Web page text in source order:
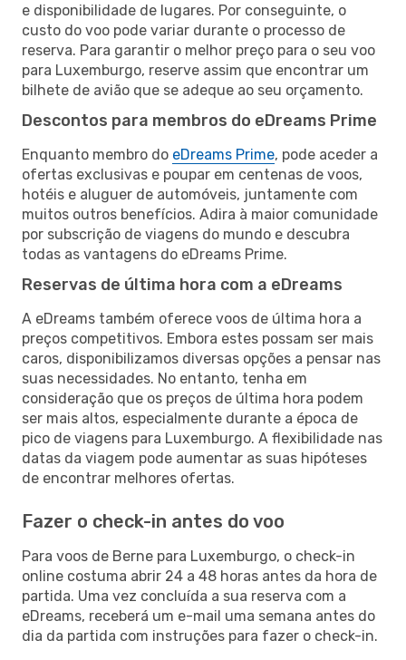
e disponibilidade de lugares. Por conseguinte, o
custo do voo pode variar durante o processo de
reserva. Para garantir o melhor preço para o seu voo
para Luxemburgo, reserve assim que encontrar um
bilhete de avião que se adeque ao seu orçamento.
Descontos para membros do eDreams Prime
Enquanto membro do eDreams Prime, pode aceder a
ofertas exclusivas e poupar em centenas de voos,
hotéis e aluguer de automóveis, juntamente com
muitos outros benefícios. Adira à maior comunidade
por subscrição de viagens do mundo e descubra
todas as vantagens do eDreams Prime.
Reservas de última hora com a eDreams
A eDreams também oferece voos de última hora a
preços competitivos. Embora estes possam ser mais
caros, disponibilizamos diversas opções a pensar nas
suas necessidades. No entanto, tenha em
consideração que os preços de última hora podem
ser mais altos, especialmente durante a época de
pico de viagens para Luxemburgo. A flexibilidade nas
datas da viagem pode aumentar as suas hipóteses
de encontrar melhores ofertas.
Fazer o check-in antes do voo
Para voos de Berne para Luxemburgo, o check-in
online costuma abrir 24 a 48 horas antes da hora de
partida. Uma vez concluída a sua reserva com a
eDreams, receberá um e-mail uma semana antes do
dia da partida com instruções para fazer o check-in.